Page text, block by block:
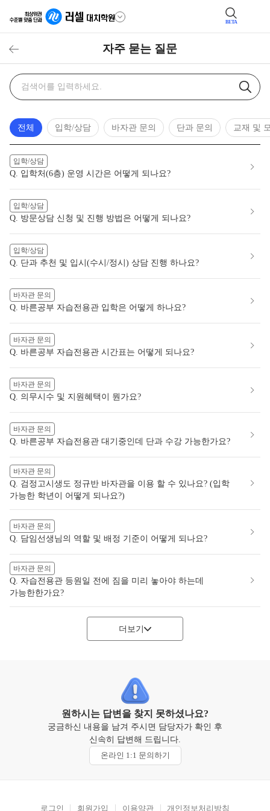
BETA
자주 묻는 질문
자주
묻는
검색
검색어
전체 입학/상담 바자관 문의 단과 문의 교재 및
입학/상담
Q. 입학처(6층) 운영 시간은 어떻게 되나요?
입학/상담
Q. 방문상담 신청 및 진행 방법은 어떻게 되나요?
입학/상담
Q. 단과 추천 및 입시(수시/정시) 상담 진행 하나요?
바자관 문의
Q. 바른공부 자습전용관 입학은 어떻게 하나요?
바자관 문의
Q. 바른공부 자습전용관 시간표는 어떻게 되나요?
바자관 문의
Q. 의무시수 및 지원혜택이 뭔가요?
바자관 문의
Q. 바른공부 자습전용관 대기중인데 단과 수강 가능한가요?
바자관 문의
Q. 검정고시생도 정규반 바자관을 이용 할 수 있나요? (입학
가능한 학년이 어떻게 되나요?)
바자관 문의
Q. 담임선생님의 역할 및 배정 기준이 어떻게 되나요?
바자관 문의
Q. 자습전용관 등원일 전에 짐을 미리 놓아야 하는데
가능한한가요?
더보기
원하시는 답변을 찾지 못하셨나요?
궁금하신 내용을 남겨 주시면 담당자가 확인 후
신속히 답변해 드립니다.
온라인 1:1 문의하기
로그인 회원가입 이용약관 개인정보처리방침